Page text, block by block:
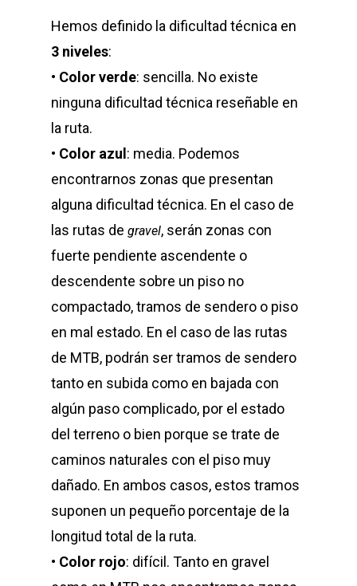
Hemos definido la dificultad técnica en
3 niveles:
• Color verde: sencilla. No existe
ninguna dificultad técnica reseñable en
la ruta.
• Color azul : media. Podemos
encontrarnos zonas que presentan
alguna dificultad técnica. En el caso de
las rutas de gravel, serán zonas con
fuerte pendiente ascendente o
descendente sobre un piso no
compactado, tramos de sendero o piso
en mal estado. En el caso de las rutas
de MTB, podrán ser tramos de sendero
tanto en subida como en bajada con
algún paso complicado, por el estado
del terreno o bien porque se trate de
caminos naturales con el piso muy
dañado. En ambos casos, estos tramos
suponen un pequeño porcentaje de la
longitud total de la ruta.
• Color rojo: difícil. Tanto en gravel